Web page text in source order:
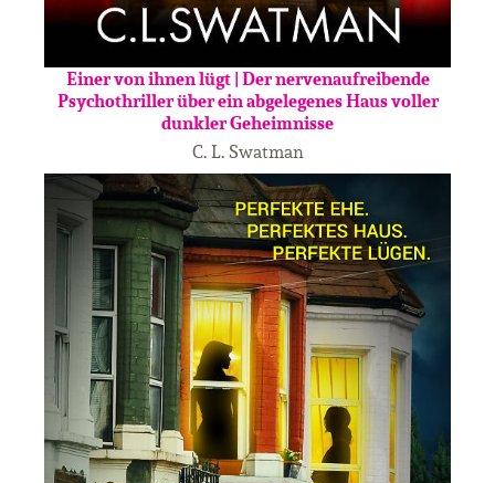
Einer von ihnen lügt | Der nervenaufreibende
Psychothriller über ein abgelegenes Haus voller
dunkler Geheimnisse
C. L. Swatman